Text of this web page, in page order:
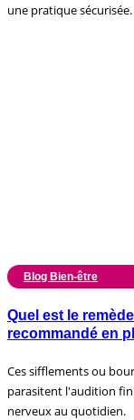
une pratique sécurisée.
Blog Bien-être
Quel est le
recommandé en
Ces sifflements ou
parasitent l'audition
nerveux au quotidien.